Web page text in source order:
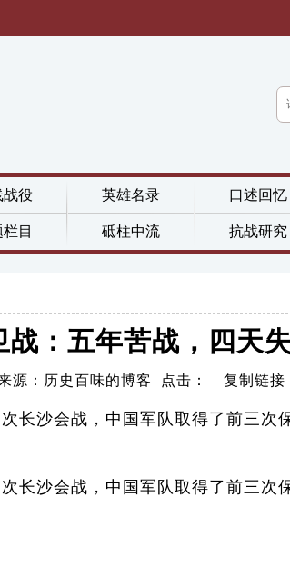
战役 英雄名录 口述回忆
目 砥柱中流 抗战研究
战：五年苦战，四天
源：历史百味的博客 点击： 复制链接
沙会战，中国军队取得了前三次
沙会战，中国军队取得了前三次